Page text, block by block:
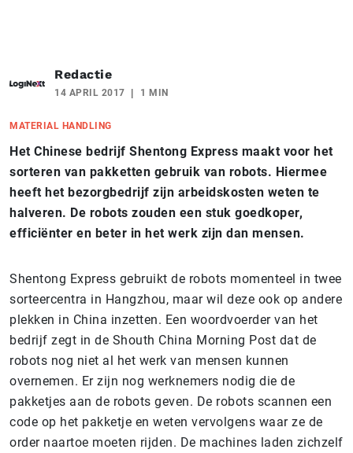
Redactie
14 APRIL 2017 1 MIN
MATERIAL HANDLING
Het Chinese bedrijf Shentong Express maakt voor het
sorteren van pakketten gebruik van robots. Hiermee
heeft het bezorgbedrijf zijn arbeidskosten weten te
halveren. De robots zouden een stuk goedkoper,
efficiënter en beter in het werk zijn dan mensen.
Shentong Express gebruikt de robots momenteel in twee
sorteercentra in Hangzhou, maar wil deze ook op andere
plekken in China inzetten. Een woordvoerder van het
bedrijf zegt in de Shouth China Morning Post dat de
robots nog niet al het werk van mensen kunnen
overnemen. Er zijn nog werknemers nodig die de
pakketjes aan de robots geven. De robots scannen een
code op het pakketje en weten vervolgens waar ze de
order naartoe moeten rijden. De machines laden zichzelf